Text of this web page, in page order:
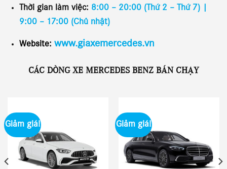
Thời gian làm việc: 8:00 – 20:00 (Thứ 2 – Thứ 7) |
9:00 – 17:00 (Chủ nhật)
Website: www.giaxemercedes.vn
CÁC DÒNG XE MERCEDES BENZ BÁN CHẠY
Giảm giá! Giảm giá!